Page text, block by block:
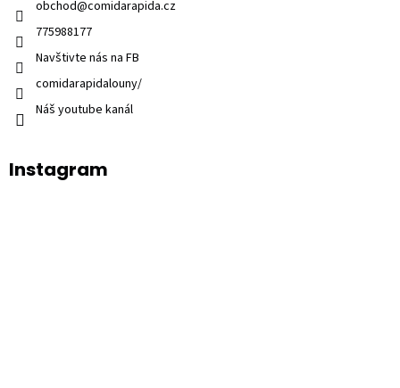
obchod@comidarapida.cz
775988177
Navštivte nás na FB
comidarapidalouny/
Náš youtube kanál
Instagram